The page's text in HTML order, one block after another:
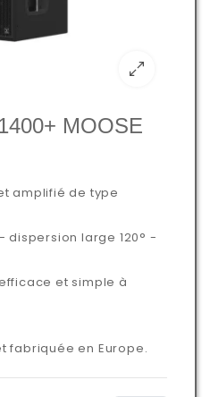
MOOSE
amplifié de type
- dispersion large 120° -
et simple à
fabriquée en Europe.